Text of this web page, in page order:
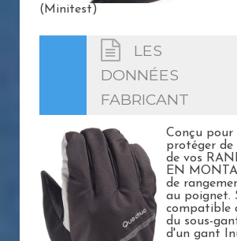
(Minitest)
LES
DONNÉES
FABRICANT
Conçu pour
protéger de
de vos
EN
de
au poignet.
compatible
du sous-
d'un gant